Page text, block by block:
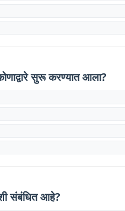
सुरू करण्यात आला?
संबंधित आहे?